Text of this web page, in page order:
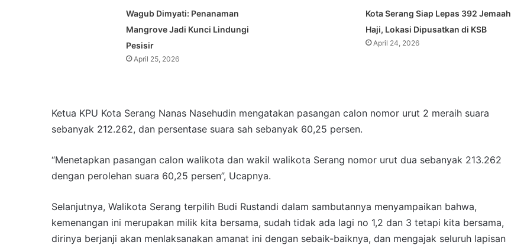
Wagub Dimyati: Penanaman
Mangrove Jadi Kunci Lindungi
Pesisir
April 25, 2026
Kota Serang Siap Lepas 392 Jemaah
Haji, Lokasi Dipusatkan di KSB
April 24, 2026
Ketua KPU Kota Serang Nanas Nasehudin mengatakan pasangan calon nomor urut 2 meraih suara
sebanyak 212.262, dan persentase suara sah sebanyak 60,25 persen.
“Menetapkan pasangan calon walikota dan wakil walikota Serang nomor urut dua sebanyak 213.262
dengan perolehan suara 60,25 persen”, Ucapnya.
Selanjutnya, Walikota Serang terpilih Budi Rustandi dalam sambutannya menyampaikan bahwa,
kemenangan ini merupakan milik kita bersama, sudah tidak ada lagi no 1,2 dan 3 tetapi kita bersama,
dirinya berjanji akan menlaksanakan amanat ini dengan sebaik-baiknya, dan mengajak seluruh lapisan